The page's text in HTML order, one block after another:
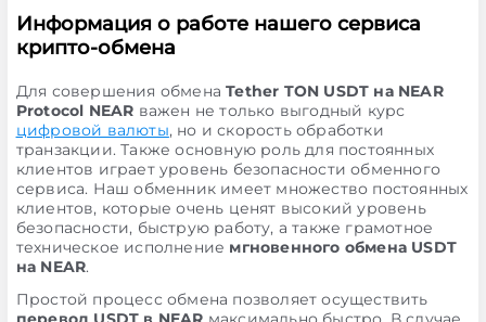
Информация о работе нашего сервиса
крипто-обмена
Для совершения обменаTether TON USDT на NEAR
Protocol NEAR важен не только выгодный курс
цифровой валюты, но и скорость обработки
транзакции. Также основную роль для постоянных
клиентов играет уровень безопасности обменного
сервиса. Наш обменник имеет множество постоянных
клиентов, которые очень ценят высокий уровень
безопасности, быструю работу, а также грамотное
техническое исполнение мгновенного обмена USDT
на NEAR.
Простой процесс обмена позволяет осуществить